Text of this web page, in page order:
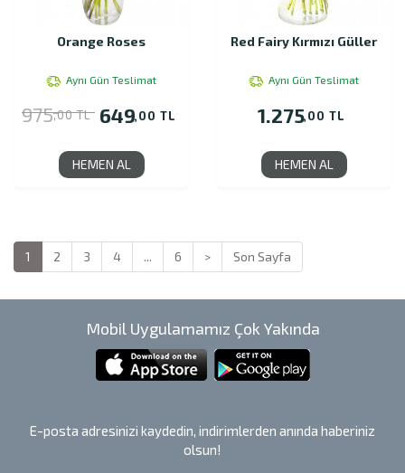
Orange Roses
Aynı Gün Teslimat
975,00 TL 649,00 TL
HEMEN AL
Red Fairy Kırmızı Güller
Aynı Gün Teslimat
1.275,00 TL
HEMEN AL
1 2 3 4 ... 6 > Son Sayfa
Mobil Uygulamamız Çok Yakında
E-posta adresinizi kaydedin, indirimlerden anında haberiniz
olsun!